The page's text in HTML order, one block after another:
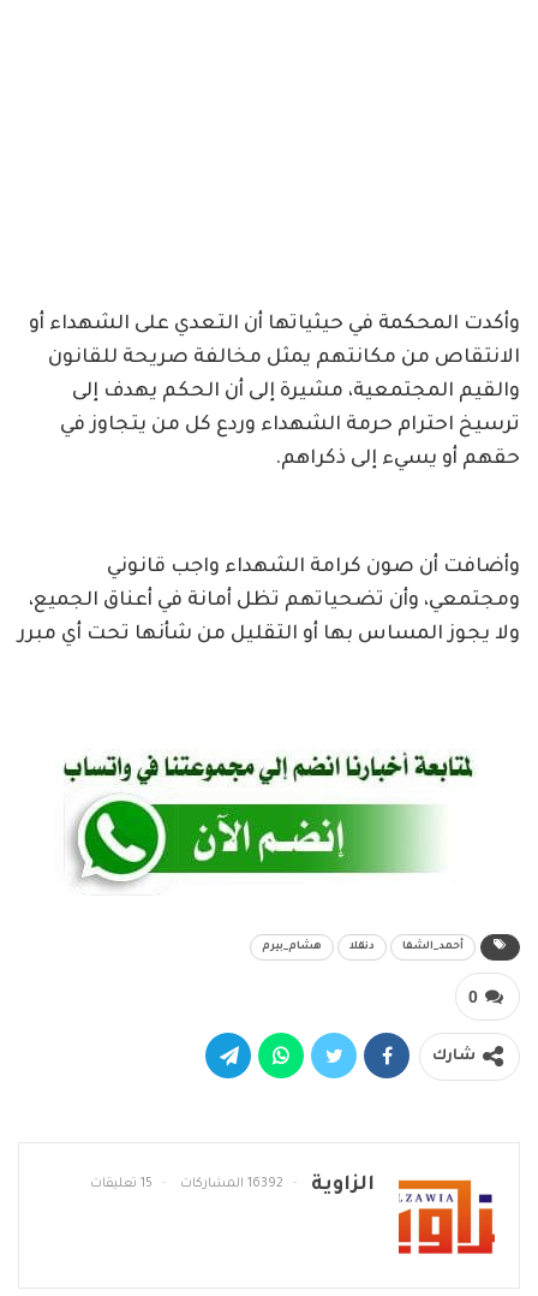
وأكدت المحكمة في حيثياتها أن التعدي على الشهداء أو
الانتقاص من مكانتهم يمثل مخالفة صريحة للقانون
والقيم المجتمعية، مشيرة إلى أن الحكم يهدف إلى
ترسيخ احترام حرمة الشهداء وردع كل من يتجاوز في
حقهم أو يسيء إلى ذكراهم.
وأضافت أن صون كرامة الشهداء واجب قانوني
ومجتمعي، وأن تضحياتهم تظل أمانة في أعناق الجميع،
ولا يجوز المساس بها أو التقليل من شأنها تحت أي مبرر
أحمد_الشفا دنقلا هشام_بيرم
0
شارك
الزاوية 16392 المشاركات 15 تعليقات